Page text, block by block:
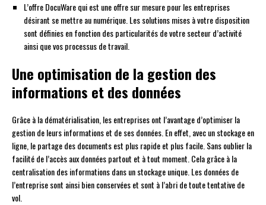
L’offre DocuWare qui est une offre sur mesure pour les entreprises
désirant se mettre au numérique. Les solutions mises à votre disposition
sont définies en fonction des particularités de votre secteur d’activité
ainsi que vos processus de travail.
Une optimisation de la gestion des
informations et des données
Grâce à la dématérialisation, les entreprises ont l’avantage d’optimiser la
gestion de leurs informations et de ses données. En effet, avec un stockage en
ligne, le partage des documents est plus rapide et plus facile. Sans oublier la
facilité de l’accès aux données partout et à tout moment. Cela grâce à la
centralisation des informations dans un stockage unique. Les données de
l’entreprise sont ainsi bien conservées et sont à l’abri de toute tentative de
vol.